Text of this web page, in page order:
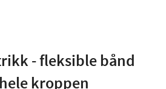
- fleksible bånd
kroppen